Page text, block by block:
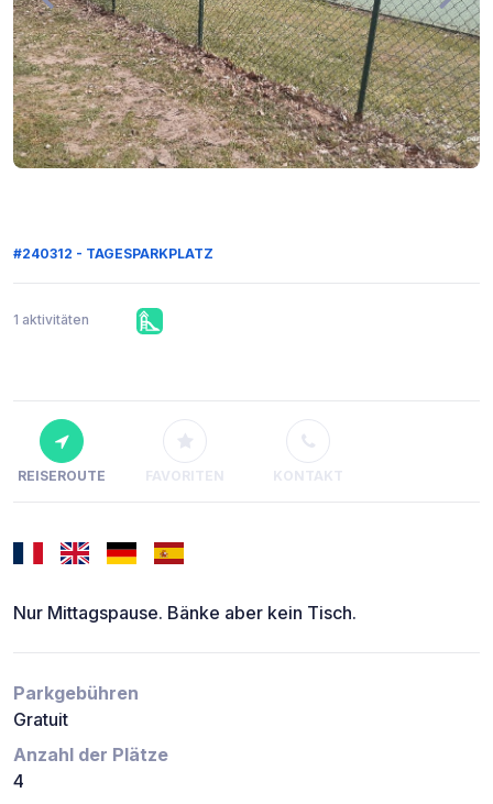
#240312 - TAGESPARKPLATZ
1 aktivitäten
REISEROUTE FAVORITEN KONTAKT
Nur Mittagspause. Bänke aber kein Tisch.
Parkgebühren
Gratuit
Anzahl der Plätze
4